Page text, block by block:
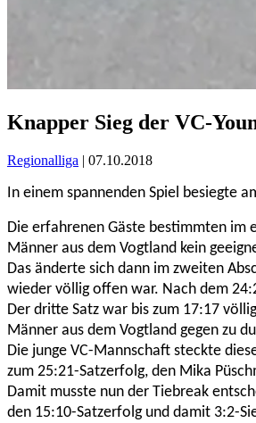
Knapper Sieg der VC-
Regionalliga | 07.10.2018
In einem spannenden Spiel besiegte
Die erfahrenen Gäste bestimmten im
Männer aus dem Vogtland kein
Das änderte sich dann im zweiten
wieder völlig offen war. Nach dem
Der dritte Satz war bis zum 17:17
Männer aus dem Vogtland gegen zu
Die junge VC-Mannschaft steckte
zum 25:21-Satzerfolg, den Mika
Damit musste nun der Tiebreak
den 15:10-Satzerfolg und damit 3:2-